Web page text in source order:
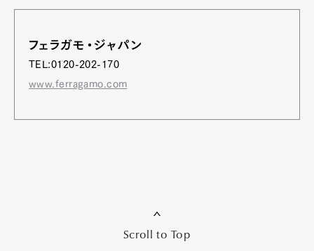
フェラガモ・ジャパン
TEL:0120-202-170
www.ferragamo.com
Scroll to Top